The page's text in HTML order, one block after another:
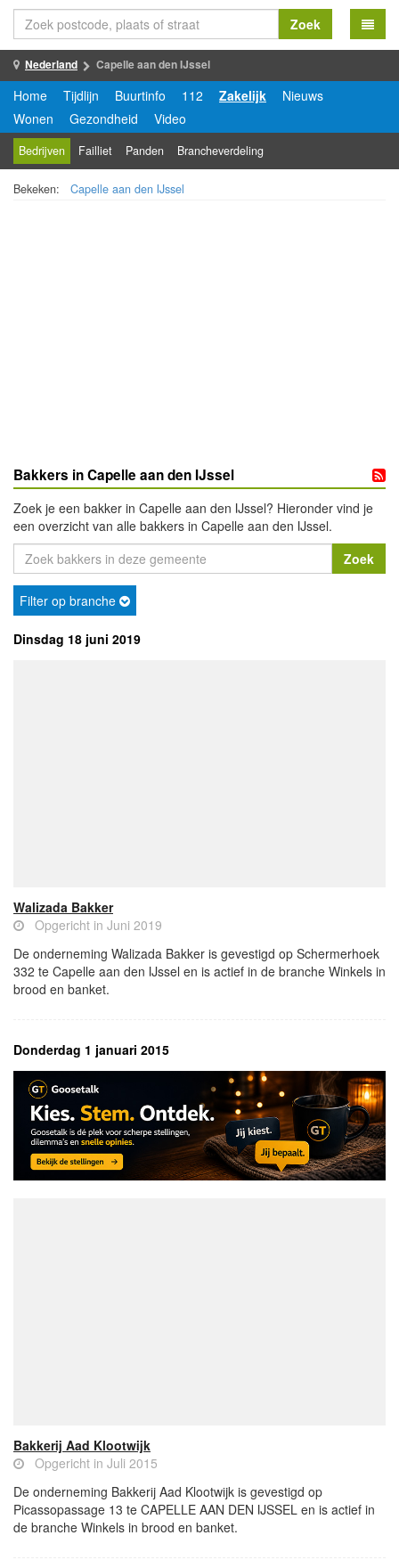
Zoek
Nederland Capelle aan den IJssel
Home Tijdlijn Buurtinfo 112 Zakelijk
Nieuws
Wonen
Gezondheid Video
Bedrijven Failliet Panden Brancheverdeling
Bekeken: Capelle aan den IJssel
Bakkers in Capelle aan den IJssel
Zoek je een bakker in Capelle aan den IJssel? Hieronder vind je
een overzicht van alle bakkers in Capelle aan den IJssel.
Filter op branche
Dinsdag 18 juni 2019
Walizada Bakker
Opgericht in Juni 2019
De onderneming Walizada Bakker is gevestigd op Schermerhoek
332 te Capelle aan den IJssel en is actief in de branche Winkels in
brood en banket.
Donderdag 1 januari 2015
Bakkerij Aad Klootwijk
Opgericht in Juli 2015
De onderneming Bakkerij Aad Klootwijk is gevestigd op
Picassopassage 13 te CAPELLE AAN DEN IJSSEL en is actief in
de branche Winkels in brood en banket.